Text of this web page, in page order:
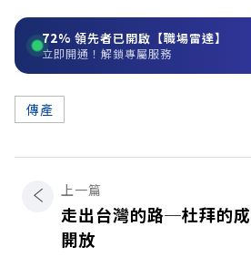
72% 領先者已開啟【職場雷達】
立即開通！解鎖專屬服務
傳產
上一篇
走出台灣的路─杜拜的
開放